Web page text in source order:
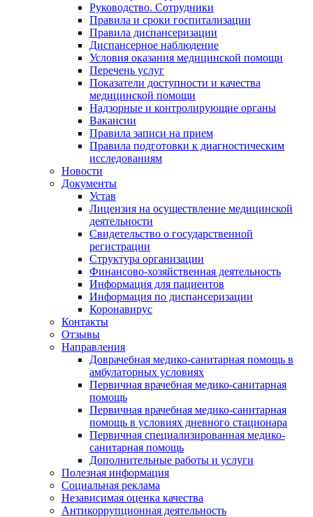
Руководство. Сотрудники
Правила и сроки госпитализации
Правила диспансеризации
Диспансерное наблюдение
Условия оказания медицинской помощи
Перечень услуг
Показатели доступности и качества
медицинской помощи
Надзорные и контролирующие органы
Вакансии
Правила записи на прием
Правила подготовки к диагностическим
исследованиям
Новости
Документы
Устав
Лицензия на осуществление медицинской
деятельности
Свидетельство о государственной
регистрации
Структура организации
Финансово-хозяйственная деятельность
Информация для пациентов
Информация по диспансеризации
Коронавирус
Контакты
Отзывы
Направления
Доврачебная медико-санитарная помощь в
амбулаторных условиях
Первичная врачебная медико-санитарная
помощь
Первичная врачебная медико-санитарная
помощь в условиях дневного стационара
Первичная специализированная медико-
санитарная помощь
Дополнительные работы и услуги
Полезная информация
Социальная реклама
Независимая оценка качества
Антикоррупционная деятельность